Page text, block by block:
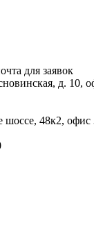
для заявок
д. 10,
шоссе, 48к2,